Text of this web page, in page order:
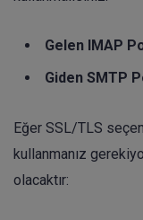
Gelen IMAP
Giden SMTP
Eğer SSL/TLS
kullanmanız
olacaktır: